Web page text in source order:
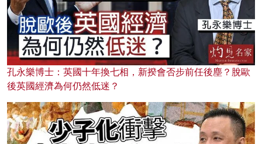
孔永樂博士：英國十年換七相，新揆會否步前任後塵？脫歐
後英國經濟為何仍然低迷？